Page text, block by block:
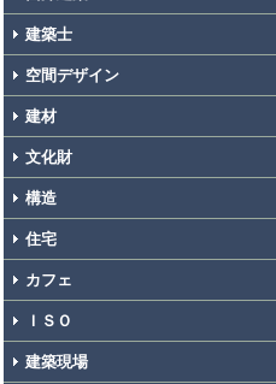
建築士
空間デザイン
建材
文化財
構造
住宅
カフェ
ＩＳＯ
建築現場